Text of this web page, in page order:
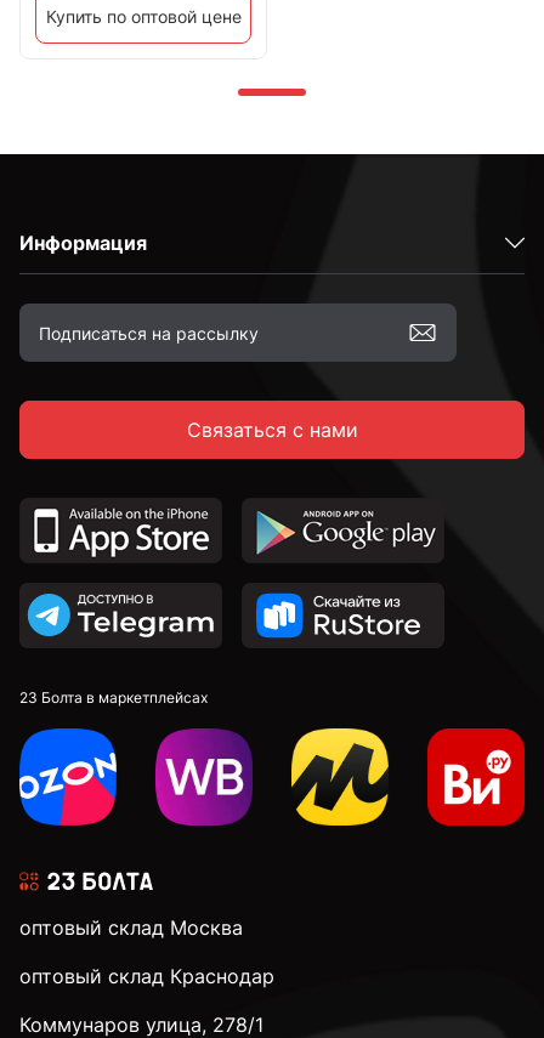
Купить по оптовой цене
Информация
Связаться с нами
23 Болта в маркетплейсах
оптовый склад Москва
оптовый склад Краснодар
Коммунаров улица, 278/1